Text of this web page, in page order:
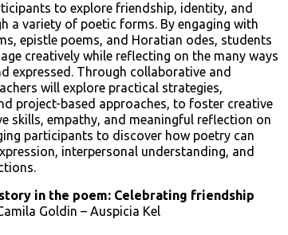
to explore friendship, identity, and
a variety of poetic forms. By engaging with
epistle poems, and Horatian odes, students
creatively while reflecting on the many ways
expressed. Through collaborative and
will explore practical strategies,
project-based approaches, to foster creative
skills, empathy, and meaningful reflection on
participants to discover how poetry can
interpersonal understanding, and
in the poem: Celebrating friendship
Goldin – Auspicia Kel